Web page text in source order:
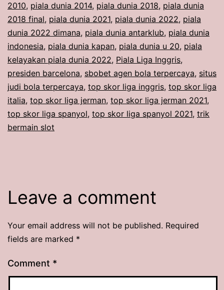
2010, piala dunia 2014, piala dunia 2018, piala dunia
2018 final, piala dunia 2021, piala dunia 2022, piala
dunia 2022 dimana, piala dunia antarklub, piala dunia
indonesia, piala dunia kapan, piala dunia u 20, piala
kelayakan piala dunia 2022, Piala Liga Inggris,
presiden barcelona, sbobet agen bola terpercaya, situs
judi bola terpercaya, top skor liga inggris, top skor liga
italia, top skor liga jerman, top skor liga jerman 2021,
top skor liga spanyol, top skor liga spanyol 2021, trik
bermain slot
Leave a comment
Your email address will not be published. Required
fields are marked *
Comment *